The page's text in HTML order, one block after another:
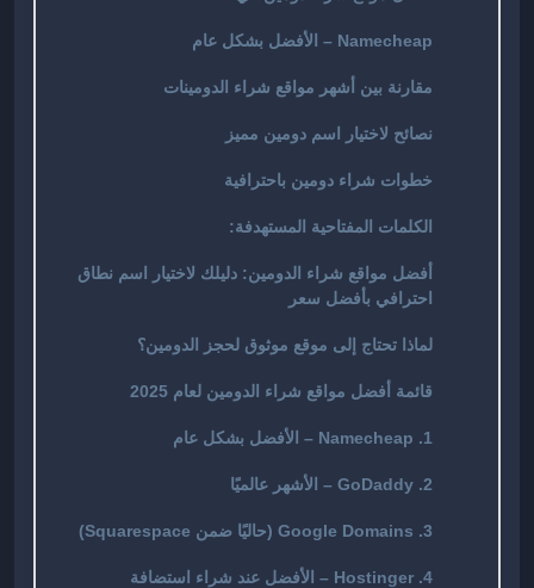
Namecheap – الأفضل بشكل عام
مقارنة بين أشهر مواقع شراء الدومينات
نصائح لاختيار اسم دومين مميز
خطوات شراء دومين باحترافية
الكلمات المفتاحية المستهدفة:
أفضل مواقع شراء الدومين: دليلك لاختيار اسم نطاق
احترافي بأفضل سعر
لماذا تحتاج إلى موقع موثوق لحجز الدومين؟
قائمة أفضل مواقع شراء الدومين لعام 2025
1. Namecheap – الأفضل بشكل عام
2. GoDaddy – الأشهر عالميًا
3. Google Domains (حاليًا ضمن Squarespace)
4. Hostinger – الأفضل عند شراء استضافة